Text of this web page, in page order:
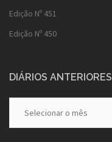
Edição Nº 451
Edição Nº 450
DIÁRIOS ANTERIORES
Anteriores